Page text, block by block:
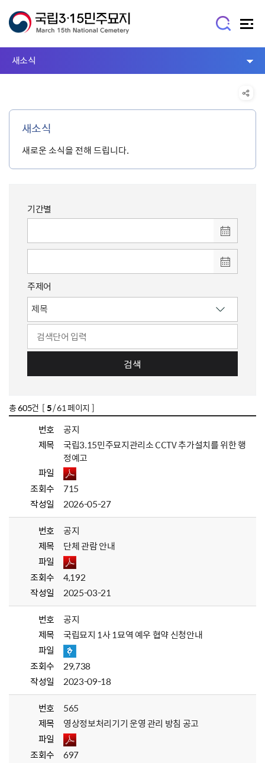
새소식
새소식
새로운 소식을 전해 드립니다.
기간별
주제어
검색
총605건 [5/ 61 페이지 ]
번호
공지
제목
국립3.15민주묘지관리소 CCTV 추가설치를 위한 행
정예고
파일
조회수
715
작성일
2026-05-27
번호
공지
제목
단체 관람 안내
파일
조회수
4,192
작성일
2025-03-21
번호
공지
제목
국립묘지 1사 1묘역 예우 협약 신청안내
파일
조회수
29,738
작성일
2023-09-18
번호
565
제목
영상정보처리기기 운영 관리 방침 공고
파일
조회수
697